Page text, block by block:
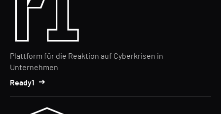
Plattform für die Reaktion auf Cyberkrisen in
Unternehmen
Ready1